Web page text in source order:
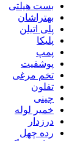
بست هیلتی
بهتراشان
پلی اتیلن
پلیکا
پمپ
پوشفیت
تخم مرغی
تفلون
چینی
خمیر لوله
درزدار
رده چهل